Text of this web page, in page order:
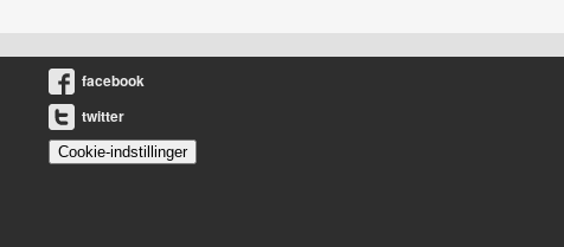
facebook
twitter
Cookie-indstillinger